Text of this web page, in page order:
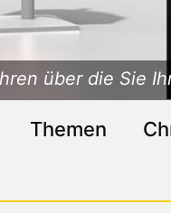
über die Sie
christlich?
Themen